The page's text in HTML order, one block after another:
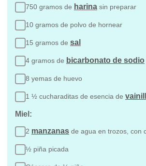
750 gramos de harina sin preparar
10 gramos de polvo de hornear
15 gramos de sal
4 gramos de bicarbonato de sodio
8 yemas de huevo
1 ½ cucharaditas de esencia de
Miel:
2 manzanas de agua en trozos, con
½ piña picada